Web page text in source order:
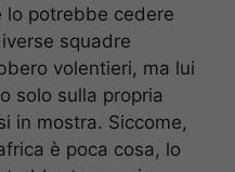
lo potrebbe cedere
squadre
volentieri, ma lui
solo sulla propria
in mostra. Siccome,
è poca cosa, lo